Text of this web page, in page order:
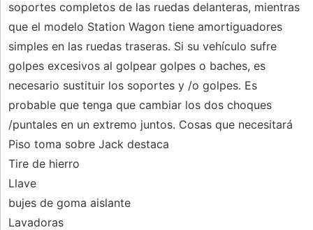
soportes completos de las ruedas delanteras, mientras
que el modelo Station Wagon tiene amortiguadores
simples en las ruedas traseras. Si su vehículo sufre
golpes excesivos al golpear golpes o baches, es
necesario sustituir los soportes y /o golpes. Es
probable que tenga que cambiar los dos choques
/puntales en un extremo juntos. Cosas que necesitará
Piso toma sobre Jack destaca
Tire de hierro
Llave
bujes de goma aislante
Lavadoras